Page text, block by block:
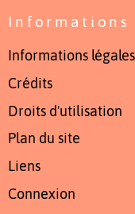
Informations
Informations légales
Crédits
Droits d'utilisation
Plan du site
Liens
Connexion